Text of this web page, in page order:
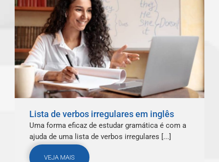
Lista de verbos irregulares em inglês
Uma forma eficaz de estudar gramática é com a
ajuda de uma lista de verbos irregulares [...]
VEJA MAIS